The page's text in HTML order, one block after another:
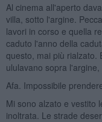
Al cinema all'aperto
villa, sotto l'argine.
lavori in corso e quella
caduto l'anno della
questo, mai più rialzato.
ululavano sopra
Afa. Impossibile
Mi sono alzato e vestito
inoltrata. Le strade